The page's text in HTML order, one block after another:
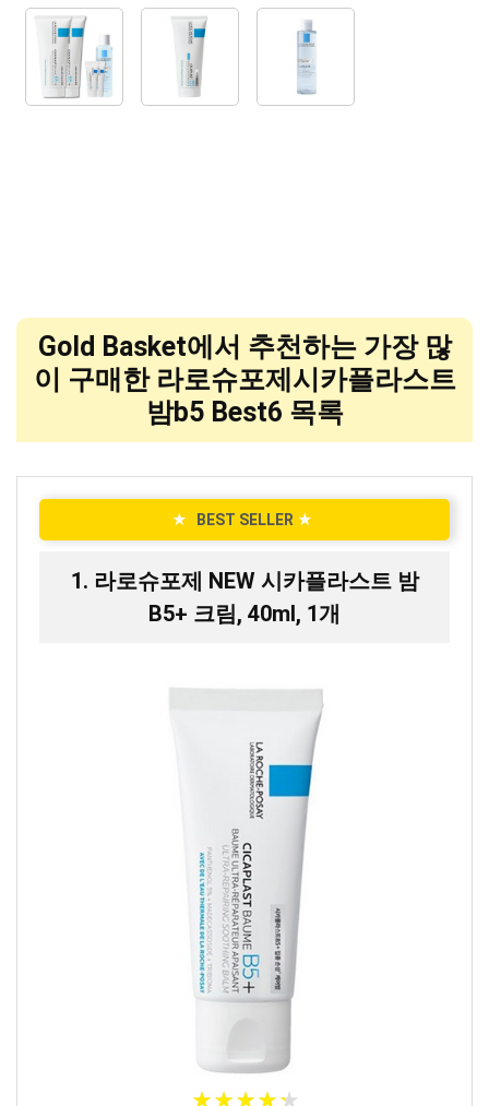
Gold Basket에서 추천하는 가장 많
이 구매한 라로슈포제시카플라스트
밤b5 Best6 목록
★ BEST SELLER ★
1. 라로슈포제 NEW 시카플라스트 밤
B5+ 크림, 40ml, 1개